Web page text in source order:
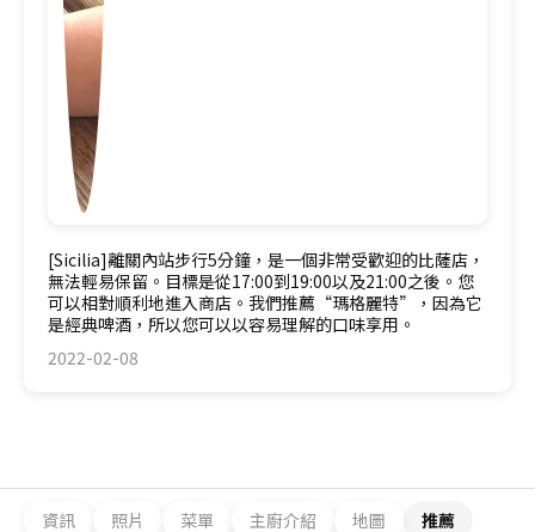
[Sicilia]離關內站步行5分鐘，是一個非常受歡迎的比薩店，
無法輕易保留。目標是從17:00到19:00以及21:00之後。您
可以相對順利地進入商店。我們推薦“瑪格麗特”，因為它
是經典啤酒，所以您可以以容易理解的口味享用。
2022-02-08
資訊 照片 菜單 主廚介紹 地圖 推薦